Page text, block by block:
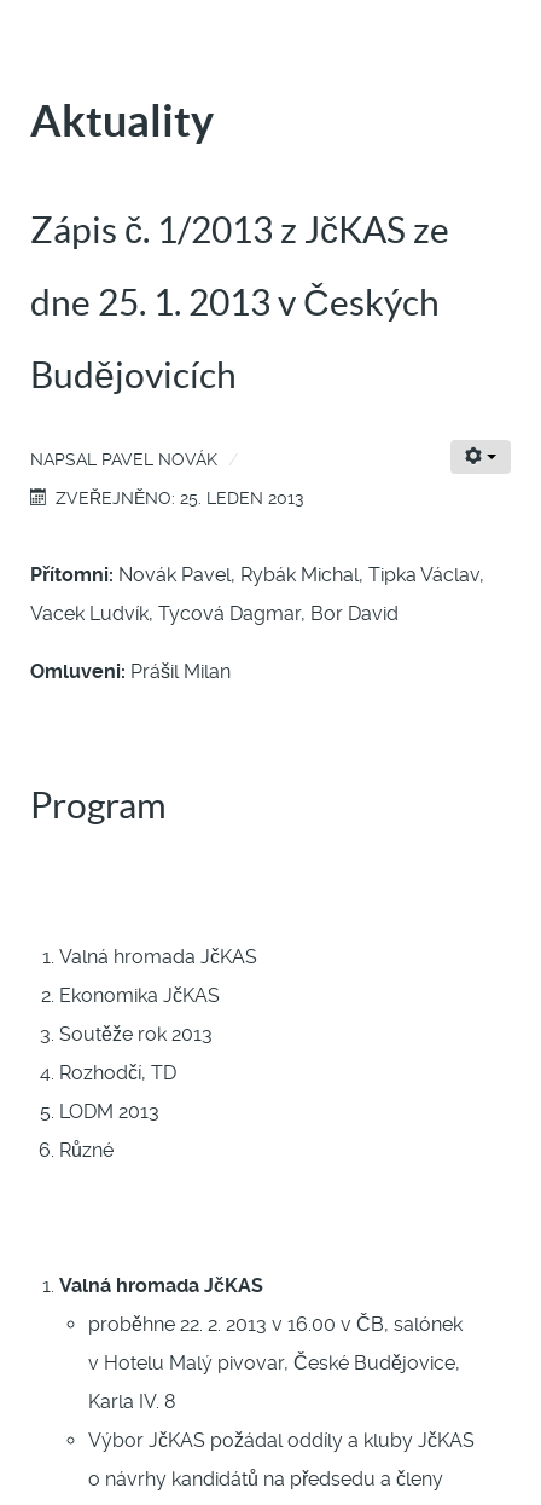
Aktuality
Zápis č. 1/2013 z JčKAS ze
dne 25. 1. 2013 v Českých
Budějovicích
NAPSAL PAVEL NOVÁK
ZVEŘEJNĚNO: 25. LEDEN 2013
Přítomni: Novák Pavel, Rybák Michal, Tipka Václav,
Vacek Ludvík, Tycová Dagmar, Bor David
Omluveni: Prášil Milan
Program
Valná hromada JčKAS
Ekonomika JčKAS
Soutěže rok 2013
Rozhodčí, TD
LODM 2013
Různé
Valná hromada JčKAS
proběhne 22. 2. 2013 v 16.00 v ČB, salónek
v Hotelu Malý pivovar, České Budějovice,
Karla IV. 8
Výbor JčKAS požádal oddíly a kluby JčKAS
o návrhy kandidátů na předsedu a členy